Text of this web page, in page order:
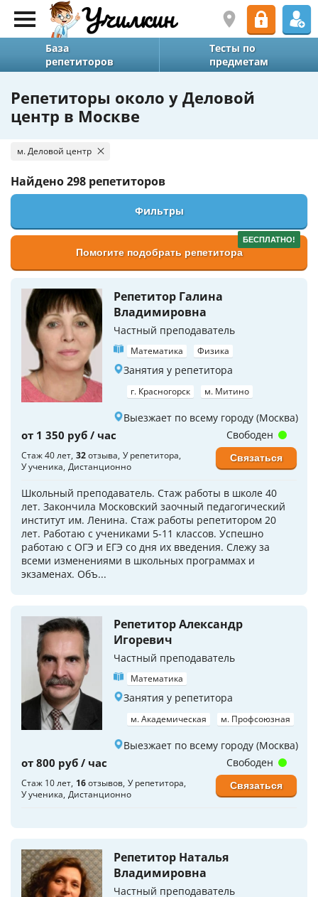
База
репетиторов
Тесты по
предметам
Репетиторы около у Деловой
центр в Москве
м. Деловой центр
Найдено298 репетиторов
Фильтры
БЕСПЛАТНО!
Помогите подобрать репетитора
Репетитор Галина
Владимировна
Частный преподаватель
Математика Физика
Занятия у репетитора
г. Красногорск м. Митино
Выезжает по всему городу (Москва)
от 1 350 руб / час
Стаж 40 лет 32отзыва У репетитора
У ученика Дистанционно
Школьный преподаватель. Стаж работы в школе 40
лет. Закончила Московский заочный педагогический
институт им. Ленина. Стаж работы репетитором 20
лет. Работаю с учениками 5-11 классов. Успешно
работаю с ОГЭ и ЕГЭ со дня их введения. Слежу за
всеми изменениями в школьных программах и
экзаменах. Объ...
Свободен
Связаться
Репетитор Александр
Игоревич
Частный преподаватель
Математика
Занятия у репетитора
м. Академическая м. Профсоюзная
Выезжает по всему городу (Москва)
от 800 руб / час
Стаж 10 лет 16отзывов У репетитора
У ученика Дистанционно
Свободен
Связаться
Репетитор Наталья
Владимировна
Частный преподаватель